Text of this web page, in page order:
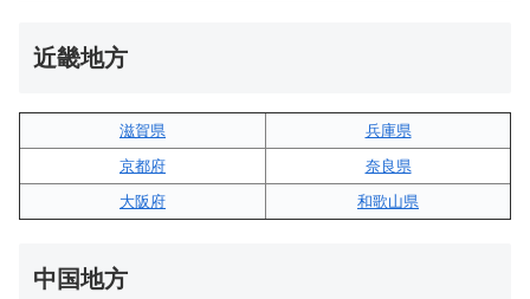
近畿地方
滋賀県
兵庫県
京都府
奈良県
大阪府
和歌山県
中国地方